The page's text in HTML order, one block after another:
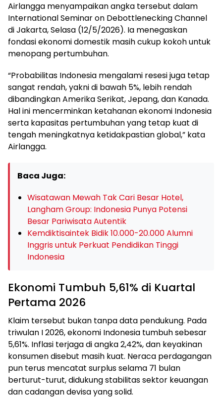
Airlangga menyampaikan angka tersebut dalam
International Seminar on Debottlenecking Channel
di Jakarta, Selasa (12/5/2026). Ia menegaskan
fondasi ekonomi domestik masih cukup kokoh untuk
menopang pertumbuhan.
“Probabilitas Indonesia mengalami resesi juga tetap
sangat rendah, yakni di bawah 5%, lebih rendah
dibandingkan Amerika Serikat, Jepang, dan Kanada.
Hal ini mencerminkan ketahanan ekonomi Indonesia
serta kapasitas pertumbuhan yang tetap kuat di
tengah meningkatnya ketidakpastian global,” kata
Airlangga.
Baca Juga:
Wisatawan Mewah Tak Cari Besar Hotel,
Langham Group: Indonesia Punya Potensi
Besar Pariwisata Autentik
Kemdiktisaintek Bidik 10.000-20.000 Alumni
Inggris untuk Perkuat Pendidikan Tinggi
Indonesia
Ekonomi Tumbuh 5,61% di Kuartal
Pertama 2026
Klaim tersebut bukan tanpa data pendukung. Pada
triwulan I 2026, ekonomi Indonesia tumbuh sebesar
5,61%. Inflasi terjaga di angka 2,42%, dan keyakinan
konsumen disebut masih kuat. Neraca perdagangan
pun terus mencatat surplus selama 71 bulan
berturut-turut, didukung stabilitas sektor keuangan
dan cadangan devisa yang solid.